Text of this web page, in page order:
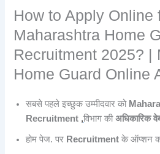
How to Apply Online
Maharashtra Home
Recruitment 2025? |
Home Guard Online
सबसे पहले इच्छुक उम्मीदवार को
Recruitment ,विभाग कीअधिकारिक
होम पेज. पर Recruitment के ऑप्शन